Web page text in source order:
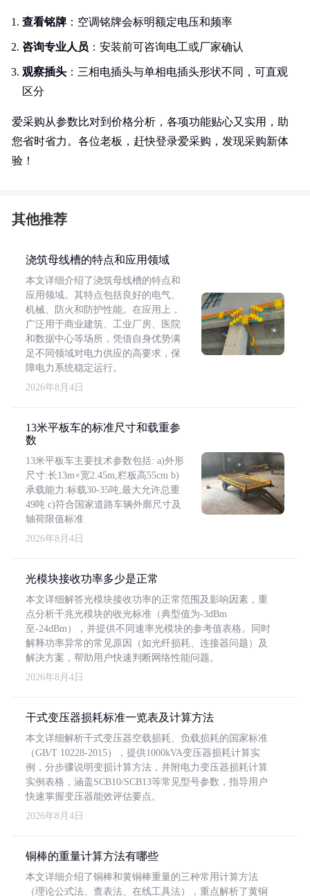
查看铭牌 ：空调铭牌会标明额定电压和频率
咨询专业人员 ：安装前可咨询电工或厂家确认
观察插头 ：三相电插头与单相电插头形状不同，可直观
区分
爱采购从参数比对到价格分析，各项功能贴心又实用，助
您省时省力。各位老板，赶快登录爱采购，发现采购新体
验！
其他推荐
浇筑母线槽的特点和应用领域
本文详细介绍了浇筑母线槽的特点和
应用领域。其特点包括良好的电气、
机械、防火和防护性能。在应用上，
广泛用于商业建筑、工业厂房、医院
和数据中心等场所，凭借自身优势满
足不同领域对电力供应的高要求，保
障电力系统稳定运行。
2026年8月4日
13米平板车的标准尺寸和载重参
数
13米平板车主要技术参数包括: a)外形
尺寸:长13m×宽2.45m,栏板高55cm b)
承载能力:标载30-35吨,最大允许总重
49吨 c)符合国家道路车辆外廓尺寸及
轴荷限值标准
2026年8月4日
光模块接收功率多少是正常
本文详细解答光模块接收功率的正常范围及影响因素，重
点分析千兆光模块的收光标准（典型值为-3dBm
至-24dBm），并提供不同速率光模块的参考值表格。同时
解释功率异常的常见原因（如光纤损耗、连接器问题）及
解决方案，帮助用户快速判断网络性能问题。
2026年8月4日
干式变压器损耗标准一览表及计算方法
本文详细解析干式变压器空载损耗、负载损耗的国家标准
（GB/T 10228-2015），提供1000kVA变压器损耗计算实
例，分步骤说明变损计算方法，并附电力变压器损耗计算
实例表格，涵盖SCB10/SCB13等常见型号参数，指导用户
快速掌握变压器能效评估要点。
2026年8月4日
铜棒的重量计算方法有哪些
本文详细介绍了铜棒和黄铜棒重量的三种常用计算方法
（理论公式法、查表法、在线工具法），重点解析了黄铜